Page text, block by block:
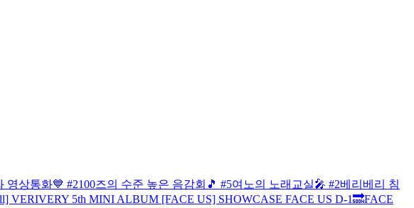
영상통화💙 #2100즈의 수준 높은 음감회🎵 #5여노의 노래교실🎤 #2베리베리 침
VERIVERY 5th MINI ALBUM [FACE US] SHOWCASE FACE US D-1🔜FACE